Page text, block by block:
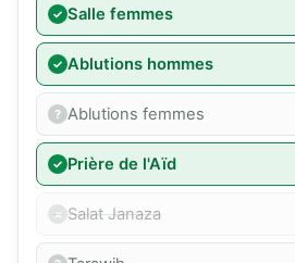
Salle femmes
Ablutions hommes
Ablutions femmes
Prière de l'Aïd
Salat Janaza